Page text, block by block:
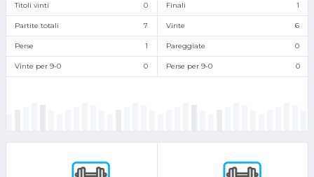
Titoli vinti 0 Finali 1
Partite totali 7 Vinte 6
Perse 1 Pareggiate 0
Vinte per 9-0 0 Perse per 9-0 0